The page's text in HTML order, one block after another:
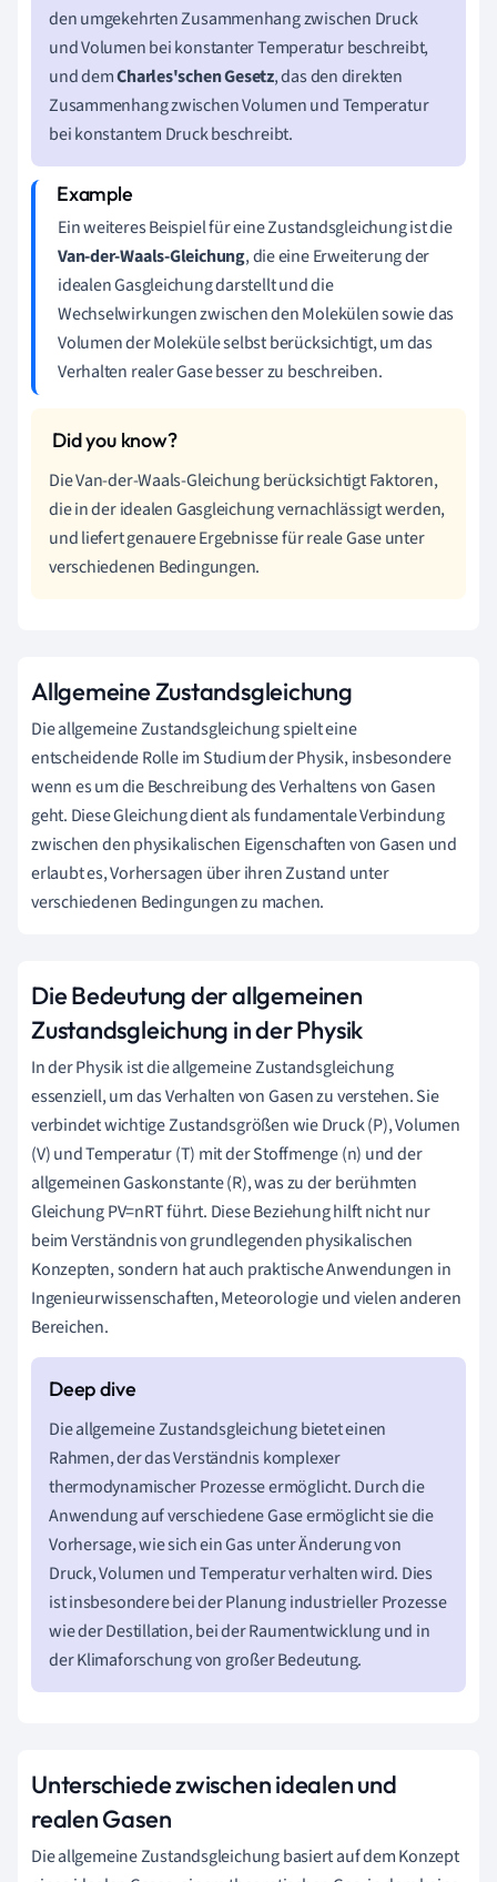
den umgekehrten Zusammenhang zwischen Druck
und Volumen bei konstanter Temperatur beschreibt,
und demCharles'schen Gesetz, das den direkten
Zusammenhang zwischen Volumen und Temperatur
bei konstantem Druck beschreibt.
Ein weiteres Beispiel für eine Zustandsgleichung ist die
Van-der-Waals-Gleichung, die eine Erweiterung der
idealen Gasgleichung darstellt und die
Wechselwirkungen zwischen den Molekülen sowie das
Volumen der Moleküle selbst berücksichtigt, um das
Verhalten realer Gase besser zu beschreiben.
Die Van-der-Waals-Gleichung berücksichtigt Faktoren,
die in der idealen Gasgleichung vernachlässigt werden,
und liefert genauere Ergebnisse für reale Gase unter
verschiedenen Bedingungen.
Allgemeine Zustandsgleichung
Die allgemeine Zustandsgleichung spielt eine
entscheidende Rolle im Studium der Physik, insbesondere
wenn es um die Beschreibung des Verhaltens von Gasen
geht. Diese Gleichung dient als fundamentale Verbindung
zwischen den physikalischen Eigenschaften von Gasen und
erlaubt es, Vorhersagen über ihren Zustand unter
verschiedenen Bedingungen zu machen.
Die Bedeutung der allgemeinen
Zustandsgleichung in der Physik
In der Physik ist die allgemeine Zustandsgleichung
essenziell, um das Verhalten von Gasen zu verstehen. Sie
verbindet wichtige Zustandsgrößen wie Druck (P), Volumen
(V) und Temperatur (T) mit der Stoffmenge (n) und der
allgemeinen Gaskonstante (R), was zu der berühmten
Gleichung PV=nRT führt. Diese Beziehung hilft nicht nur
beim Verständnis von grundlegenden physikalischen
Konzepten, sondern hat auch praktische Anwendungen in
Ingenieurwissenschaften, Meteorologie und vielen anderen
Bereichen.
Die allgemeine Zustandsgleichung bietet einen
Rahmen, der das Verständnis komplexer
thermodynamischer Prozesse ermöglicht. Durch die
Anwendung auf verschiedene Gase ermöglicht sie die
Vorhersage, wie sich ein Gas unter Änderung von
Druck, Volumen und Temperatur verhalten wird. Dies
ist insbesondere bei der Planung industrieller Prozesse
wie der Destillation, bei der Raumentwicklung und in
der Klimaforschung von großer Bedeutung.
Unterschiede zwischen idealen und
realen Gasen
Die allgemeine Zustandsgleichung basiert auf dem Konzept